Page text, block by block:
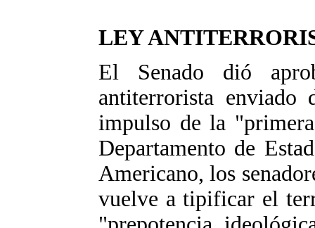
LEY
El Senado dió
antiterrorista
impulso de la
Departamento de
Americano, los
vuelve a tipificar el